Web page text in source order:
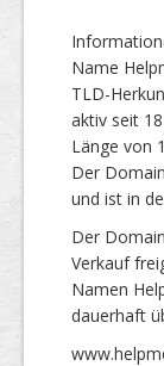
Name
TLD-
aktiv seit
Länge von
Der
und ist in
Der
Verkauf
Namen
dauerhaft